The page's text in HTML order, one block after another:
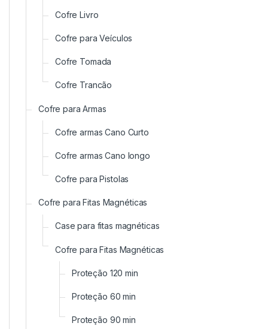
Cofre Livro
Cofre para Veículos
Cofre Tomada
Cofre Trancão
Cofre para Armas
Cofre armas Cano Curto
Cofre armas Cano longo
Cofre para Pistolas
Cofre para Fitas Magnéticas
Case para fitas magnéticas
Cofre para Fitas Magnéticas
Proteção 120 min
Proteção 60 min
Proteção 90 min